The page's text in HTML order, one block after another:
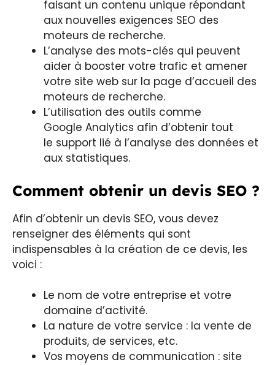
faisant un contenu unique répondant
aux nouvelles exigences SEO des
moteurs de recherche.
L’analyse des mots-clés qui peuvent
aider à booster votre trafic et amener
votre site web sur la page d’accueil des
moteurs de recherche.
L’utilisation des outils comme
Google Analytics afin d’obtenir tout
le support lié à l’analyse des données et
aux statistiques.
Comment obtenir un devis SEO ?
Afin d’obtenir un devis SEO, vous devez
renseigner des éléments qui sont
indispensables à la création de ce devis, les
voici :
Le nom de votre entreprise et votre
domaine d’activité.
La nature de votre service : la vente de
produits, de services, etc.
Vos moyens de communication : site